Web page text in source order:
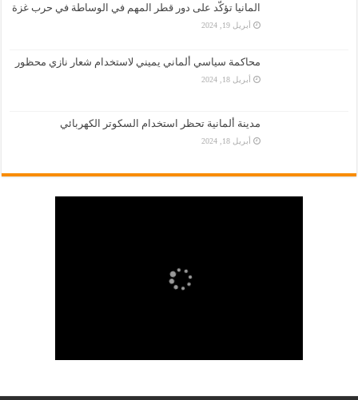
المانيا تؤكّد على دور قطر المهم في الوساطة في حرب غزة
أبريل 19, 2024
محاكمة سياسي ألماني يميني لاستخدام شعار نازي محظور
أبريل 18, 2024
مدينة ألمانية تحظر استخدام السكوتر الكهربائي
أبريل 18, 2024